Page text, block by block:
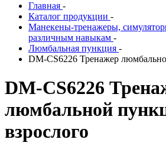
Главная -
Каталог продукции -
Манекены-тренажеры,
различным навыкам -
Люмбальная пункция -
DM-CS6226 Тренажер
DM-CS6226
люмбальной
взрослого